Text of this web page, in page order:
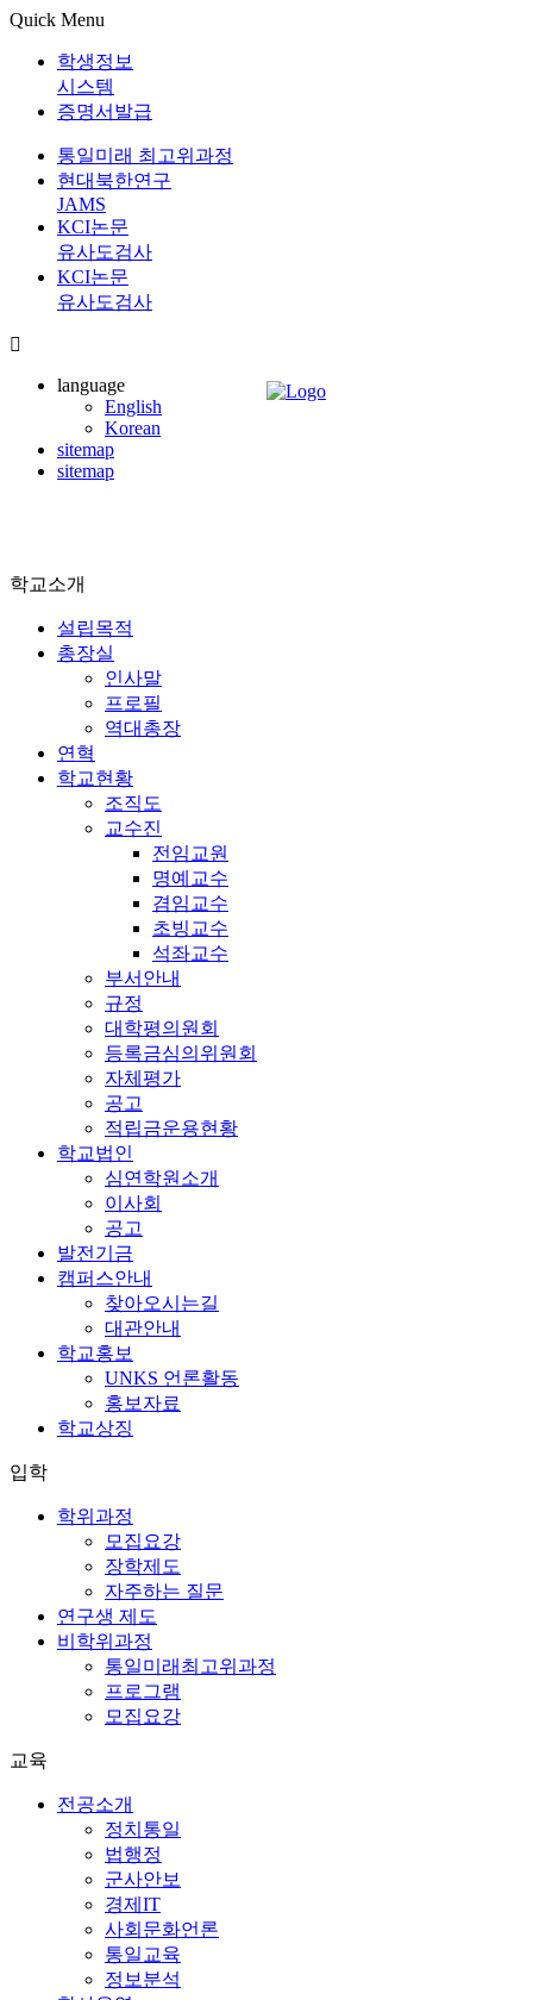
Quick Menu
학생정보
시스템
증명서발급
통일미래 최고위과정
현대북한연구
JAMS
KCI논문
유사도검사
KCI논문
유사도검사
language
English
Korean
sitemap
sitemap
학교소개
설립목적
총장실
인사말
프로필
역대총장
연혁
학교현황
조직도
교수진
전임교원
명예교수
겸임교수
초빙교수
석좌교수
부서안내
규정
대학평의원회
등록금심의위원회
자체평가
공고
적립금운용현황
학교법인
심연학원소개
이사회
공고
발전기금
캠퍼스안내
찾아오시는길
대관안내
학교홍보
UNKS 언론활동
홍보자료
학교상징
입학
학위과정
모집요강
장학제도
자주하는 질문
연구생 제도
비학위과정
통일미래최고위과정
프로그램
모집요강
교육
전공소개
정치통일
법행정
군사안보
경제IT
사회문화언론
통일교육
정보분석